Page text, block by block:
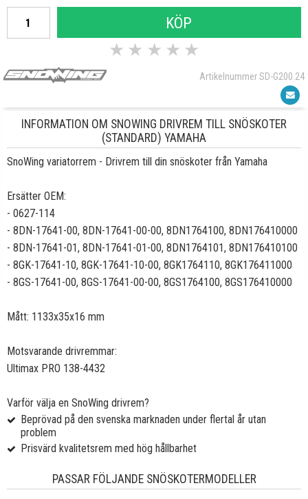
KÖP
★ ★ ★ ★ ★
Artikelnummer SD-G200.24
INFORMATION OM SNOWING DRIVREM TILL SNÖSKOTER
(STANDARD) YAMAHA
SnoWing variatorrem - Drivrem till din snöskoter från Yamaha
Ersätter OEM:
- 0627-114
- 8DN-17641-00, 8DN-17641-00-00, 8DN1764100, 8DN176410000
- 8DN-17641-01, 8DN-17641-01-00, 8DN1764101, 8DN176410100
- 8GK-17641-10, 8GK-17641-10-00, 8GK1764110, 8GK176411000
- 8GS-17641-00, 8GS-17641-00-00, 8GS1764100, 8GS176410000
Mått: 1133x35x16 mm
Motsvarande drivremmar:
Ultimax PRO 138-4432
Varför välja en SnoWing drivrem?
Beprövad på den svenska marknaden under flertal år utan
problem
Prisvärd kvalitetsrem med hög hållbarhet
PASSAR FÖLJANDE SNÖSKOTERMODELLER